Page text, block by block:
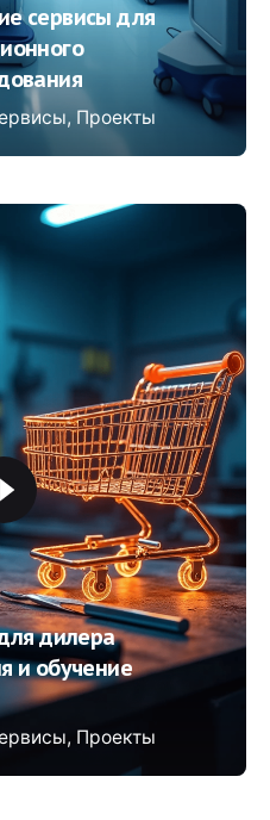
сервисы для
Проекты
дилера
и обучение
Проекты